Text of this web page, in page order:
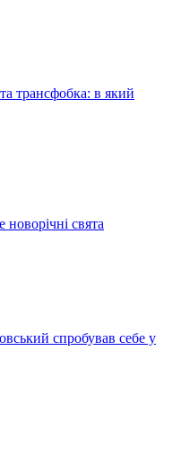
трансфобка: в який
новорічні свята
спробував себе у